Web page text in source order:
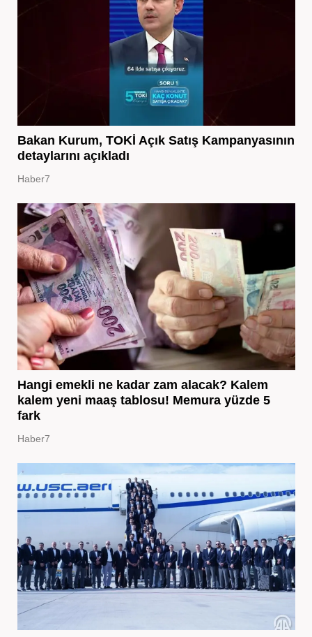
Bakan Kurum, TOKİ Açık Satış Kampanyasının
detaylarını açıkladı
Haber7
Hangi emekli ne kadar zam alacak? Kalem
kalem yeni maaş tablosu! Memura yüzde 5
fark
Haber7